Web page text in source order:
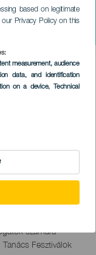
based on legitimate
our Privacy Policy on this
measurement, audience
data, and identification
on a device, Technical
és
számára
Fesztiválok